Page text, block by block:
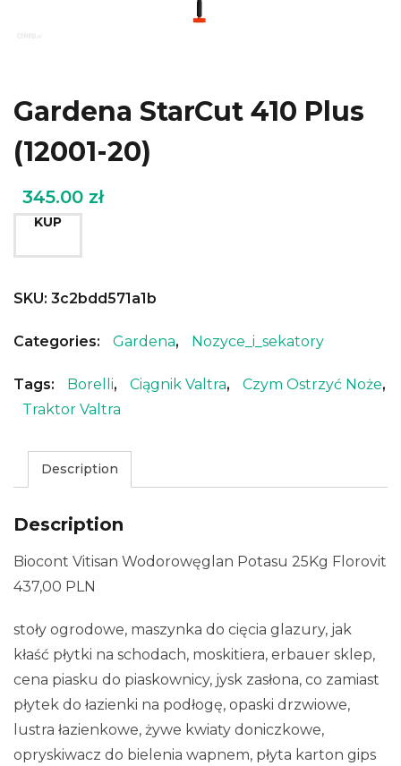
Gardena StarCut 410 Plus
(12001-20)
345.00 zł
KUP
SKU: 3c2bdd571a1b
Categories: Gardena, Nozyce_i_sekatory
Tags: Borelli, Ciągnik Valtra, Czym Ostrzyć Noże,
Traktor Valtra
Description
Description
Biocont Vitisan Wodorowęglan Potasu 25Kg Florovit
437,00 PLN
stoły ogrodowe, maszynka do cięcia glazury, jak
kłaść płytki na schodach, moskitiera, erbauer sklep,
cena piasku do piaskownicy, jysk zasłona, co zamiast
płytek do łazienki na podłogę, opaski drzwiowe,
lustra łazienkowe, żywe kwiaty doniczkowe,
opryskiwacz do bielenia wapnem, płyta karton gips